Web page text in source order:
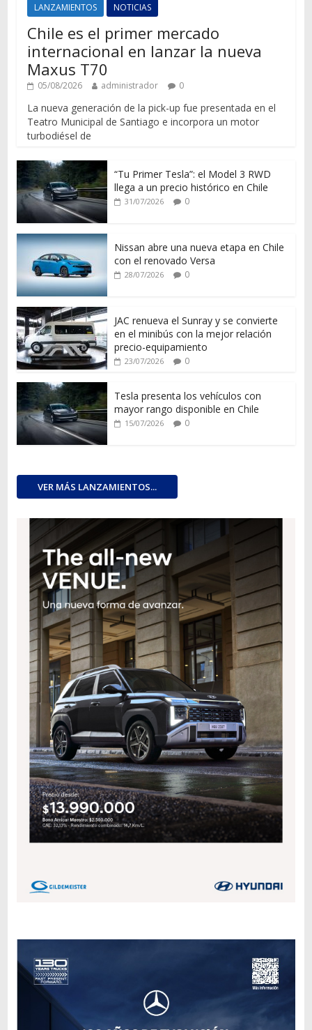
LANZAMIENTOS NOTICIAS
Chile es el primer mercado
internacional en lanzar la nueva
Maxus T70
05/08/2026 administrador 0
La nueva generación de la pick-up fue presentada en el
Teatro Municipal de Santiago e incorpora un motor
turbodiésel de
“Tu Primer Tesla”: el Model 3 RWD
llega a un precio histórico en Chile
31/07/2026 0
Nissan abre una nueva etapa en Chile
con el renovado Versa
28/07/2026 0
JAC renueva el Sunray y se convierte
en el minibús con la mejor relación
precio-equipamiento
23/07/2026 0
Tesla presenta los vehículos con
mayor rango disponible en Chile
15/07/2026 0
VER MÁS LANZAMIENTOS...